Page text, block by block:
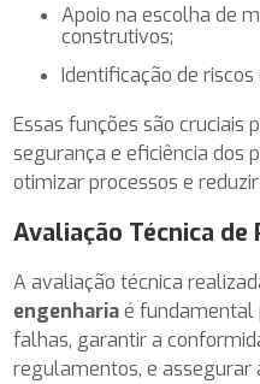
Apoio na escolha de materiais e métodos
construtivos;
Identificação de
Essas funções são cruciais
segurança e eficiência dos
otimizar processos e
Avaliação Técnica
A avaliação técnica
engenhariaé fundamental
falhas, garantir a
regulamentos, e assegurar